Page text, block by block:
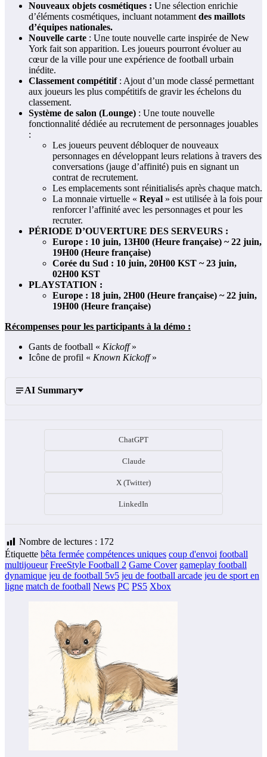
Nouveaux objets cosmétiques : Une sélection enrichie
d’éléments cosmétiques, incluant notammentdes maillots
d’équipes nationales.
Nouvelle carte : Une toute nouvelle carte inspirée de New
York fait son apparition. Les joueurs pourront évoluer au
cœur de la ville pour une expérience de football urbain
inédite.
Classement compétitif: Ajout d’un mode classé permettant
aux joueurs les plus compétitifs de gravir les échelons du
classement.
Système de salon (Lounge) : Une toute nouvelle
fonctionnalité dédiée au recrutement de personnages jouables
:
Les joueurs peuvent débloquer de nouveaux
personnages en développant leurs relations à travers des
conversations (jauge d’affinité) puis en signant un
contrat de recrutement.
Les emplacements sont réinitialisés après chaque match.
La monnaie virtuelle « Reyal » est utilisée à la fois pour
renforcer l’affinité avec les personnages et pour les
recruter.
PÉRIODE D’OUVERTURE DES SERVEURS :
Europe : 10 juin, 13H00 (Heure française) ~ 22 juin,
19H00 (Heure française)
Corée du Sud : 10 juin, 20H00 KST ~ 23 juin,
02H00 KST
PLAYSTATION :
Europe : 18 juin, 2H00 (Heure française) ~ 22 juin,
19H00 (Heure française)
Récompenses pour les participants à la démo :
Gants de football « Kickoff»
Icône de profil « Known Kickoff»
AI Summary
ChatGPT
Claude
X (Twitter)
LinkedIn
Nombre de lectures : 172
Étiquette bêta fermée compétences uniques coup d'envoi football
multijoueur FreeStyle Football 2 Game Cover gameplay football
dynamique jeu de football 5v5 jeu de football arcade jeu de sport en
ligne match de football News PC PS5 Xbox